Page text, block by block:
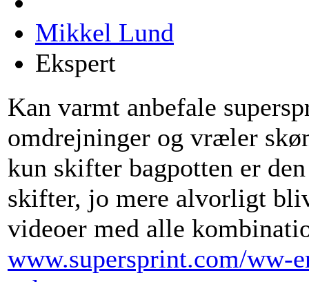
Mikkel Lund
Ekspert
Kan varmt anbefale
omdrejninger og vræler
kun skifter bagpotten er
skifter, jo mere alvorligt
videoer med alle
www.supersprint.com/ww-